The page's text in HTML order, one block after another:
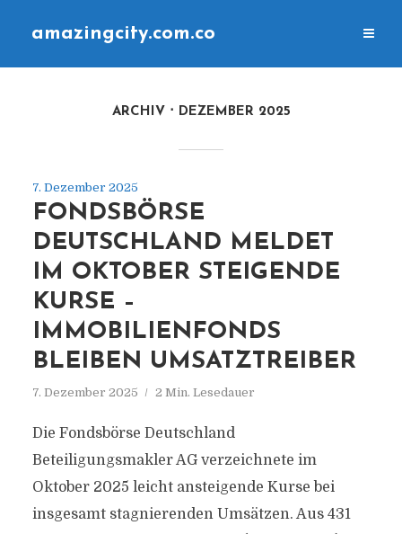
amazingcity.com.co
ARCHIV DEZEMBER 2025
7. Dezember 2025
FONDSBÖRSE
DEUTSCHLAND MELDET
IM OKTOBER STEIGENDE
KURSE –
IMMOBILIENFONDS
BLEIBEN UMSATZTREIBER
7. Dezember 2025 2 Min. Lesedauer
Die Fondsbörse Deutschland
Beteiligungsmakler AG verzeichnete im
Oktober 2025 leicht ansteigende Kurse bei
insgesamt stagnierenden Umsätzen. Aus 431